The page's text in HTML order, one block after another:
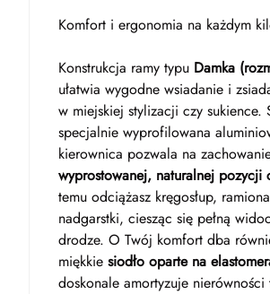
Komfort i ergonomia na każdym
Konstrukcja ramy typu Damka
ułatwia wygodne wsiadanie i
w miejskiej stylizacji czy sukience.
specjalnie wyprofilowana
kierownica pozwala na
wyprostowanej, naturalnej pozycji
temu odciążasz kręgosłup,
nadgarstki, ciesząc się pełną
drodze. O Twój komfort dba
miękkie siodło oparte na
doskonale amortyzuje nierówności